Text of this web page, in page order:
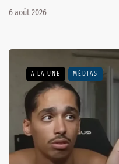
6 août 2026
A LA UNE MÉDIAS